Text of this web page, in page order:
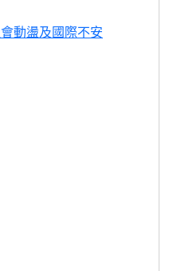
動盪及國際不安